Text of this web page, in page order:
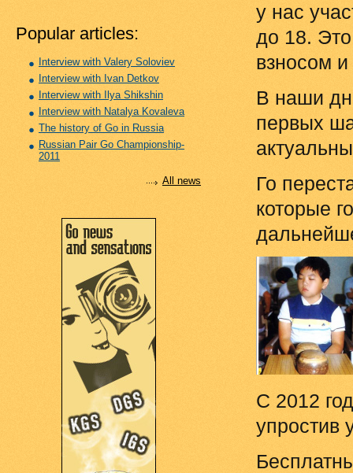
у нас
до 18.
взносом и
В наши
первых
Го
которые
С 2012
упростив
Popular articles:
Interview with Valery Soloviev
Interview with Ivan Detkov
Interview with Ilya Shikshin
Interview with Natalya Kovaleva
The history of Go in Russia
Russian Pair Go Championship-
2011
All news